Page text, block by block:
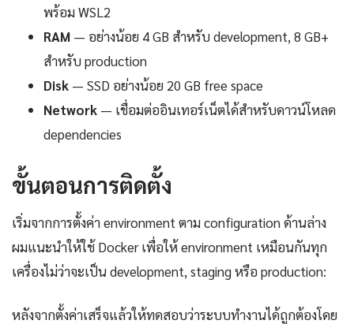
พร้อม WSL2
RAM — อย่างน้อย 4 GB สำหรับ development, 8 GB+
สำหรับ production
Disk — SSD อย่างน้อย 20 GB free space
Network — เชื่อมต่ออินเทอร์เน็ตได้สำหรับดาวน์โหลด
dependencies
ขั้นตอนการติดตั้ง
เริ่มจากการตั้งค่า environment ตาม configuration ด้านล่าง
ผมแนะนำให้ใช้ Docker เพื่อให้ environment เหมือนกันทุก
เครื่องไม่ว่าจะเป็น development, staging หรือ production:
หลังจากตั้งค่าเสร็จแล้วให้ทดสอบว่าระบบทำงานได้ถูกต้องโดย